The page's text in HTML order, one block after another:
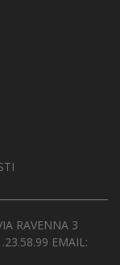
RAVENNA 3
EMAIL: